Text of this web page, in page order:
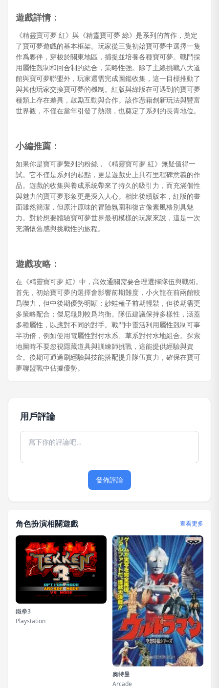
遊戲詳情：
《精靈寶可夢 紅》與《精靈寶可夢 綠》是系列的首作，奠定
了寶可夢遊戲的基本框架。玩家從三隻初始寶可夢中選擇一隻
作爲夥伴，穿梭於關東地區，捕捉並培養各種寶可夢。戰鬥採
用屬性剋制和回合制的結合，策略性強。除了主線挑戰八大道
館與寶可夢聯盟外，玩家還需完成圖鑑收集，這一目標推動了
與其他玩家交換寶可夢的機制。紅版與綠版在可遇到的寶可夢
種類上存在差異，鼓勵互動與合作。該作憑藉創新玩法與豐富
世界觀，不僅在當年引發了熱潮，也奠定了系列的長青地位。
小編推薦：
如果你是寶可夢繫列的粉絲，《精靈寶可夢 紅》無疑值得一
試。它不僅是系列的起點，更是遊戲史上具有里程碑意義的作
品。遊戲的收集與養成系統帶來了持久的吸引力，而充滿個性
與魅力的寶可夢形象更是深入人心。相比後續版本，紅版的畫
面雖然簡潔，但原汁原味的冒險氛圍和復古像素風格別具魅
力。對於想要體驗寶可夢世界最初模樣的玩家來說，這是一次
充滿懷舊感與挑戰性的旅程。
遊戲攻略：
在《精靈寶可夢 紅》中，高效通關需要合理選擇隊伍與戰術。
首先，初始寶可夢的選擇會影響前期難度，小火龍在前兩館較
爲喫力，但中後期優勢明顯；妙蛙種子前期輕鬆，但後期需更
多策略配合；傑尼龜則較爲均衡。隊伍建議保持多樣性，涵蓋
多種屬性，以應對不同的對手。戰鬥中靈活利用屬性剋制可事
半功倍，例如使用電屬性對付水系、草系對付水地組合。探索
地圖時不要忽視隱藏道具與訓練師挑戰，這能提供經驗與資
金。後期可通過刷經驗與技能搭配提升隊伍實力，確保在寶可
夢聯盟戰中佔據優勢。
用戶評論
發佈評論
角色扮演相關遊戲 查看更多
鐵拳3
Playstation
奧特曼
Arcade